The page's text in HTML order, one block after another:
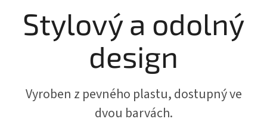
Stylový a odolný
design
Vyroben z pevného plastu, dostupný ve
dvou barvách.